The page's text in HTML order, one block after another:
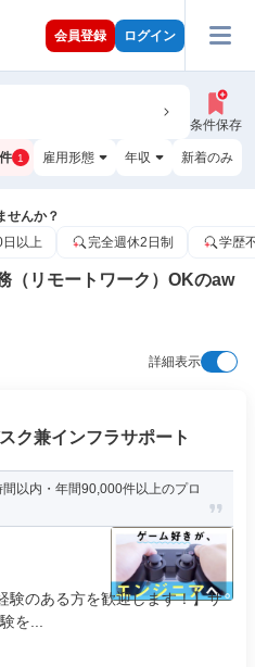
会員登録 ログイン
条件保存
1 雇用形態 年収 新着のみ
せんか？
以上 完全週休2日制 学歴
（リモートワーク）OKのaw
詳細表示
ク兼インフラサポート
以内・年間90,000件以上のプロ
験のある方を歓迎します！】サ
を...